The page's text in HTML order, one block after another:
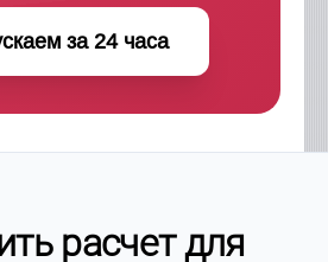
за 24 часа
расчет для